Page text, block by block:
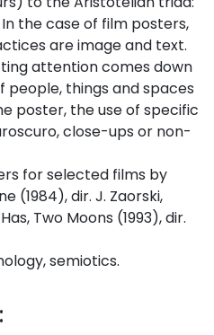
the case of film posters,
are image and text.
attention comes down
things and spaces
poster, the use of specific
close-ups or non-
for selected films by
(1984), dir. J. Zaorski,
Two Moons (1993), dir.
semiotics.